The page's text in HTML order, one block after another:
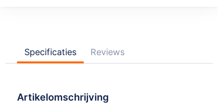
Specificaties Reviews
Artikelomschrijving